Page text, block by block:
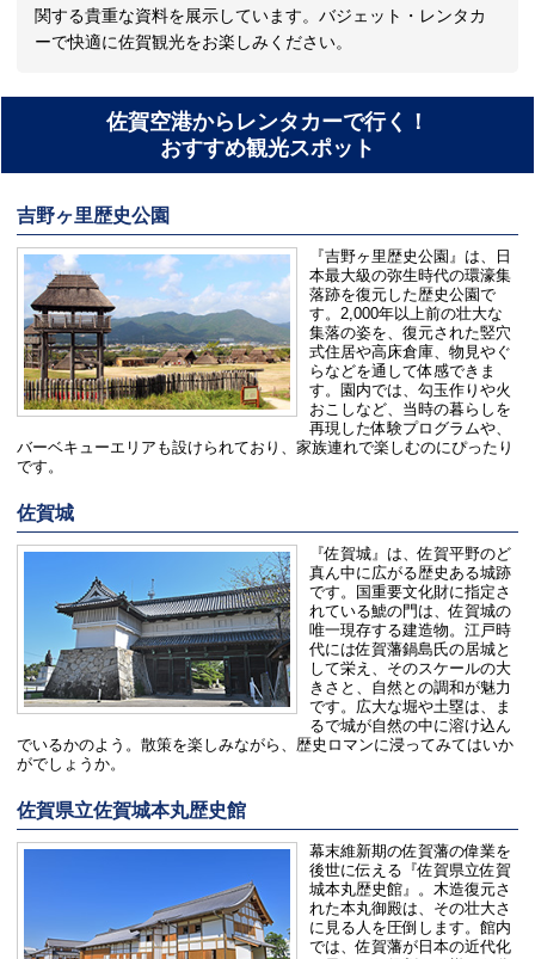
関する貴重な資料を展示しています。バジェット・レンタカ
ーで快適に佐賀観光をお楽しみください。
佐賀空港からレンタカーで行く！
おすすめ観光スポット
吉野ヶ里歴史公園
『吉野ヶ里歴史公園』は、日
本最大級の弥生時代の環濠集
落跡を復元した歴史公園で
す。2,000年以上前の壮大な
集落の姿を、復元された竪穴
式住居や高床倉庫、物見やぐ
らなどを通して体感できま
す。園内では、勾玉作りや火
おこしなど、当時の暮らしを
再現した体験プログラムや、
バーベキューエリアも設けられており、家族連れで楽しむのにぴったり
です。
佐賀城
『佐賀城』は、佐賀平野のど
真ん中に広がる歴史ある城跡
です。国重要文化財に指定さ
れている鯱の門は、佐賀城の
唯一現存する建造物。江戸時
代には佐賀藩鍋島氏の居城と
して栄え、そのスケールの大
きさと、自然との調和が魅力
です。広大な堀や土塁は、ま
るで城が自然の中に溶け込ん
でいるかのよう。散策を楽しみながら、歴史ロマンに浸ってみてはいか
がでしょうか。
佐賀県立佐賀城本丸歴史館
幕末維新期の佐賀藩の偉業を
後世に伝える『佐賀県立佐賀
城本丸歴史館』。木造復元さ
れた本丸御殿は、その壮大さ
に見る人を圧倒します。館内
では、佐賀藩が日本の近代化